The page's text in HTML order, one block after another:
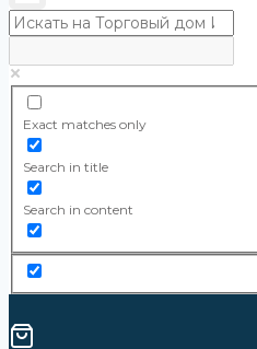
Exact matches only
Search in title
Search in content